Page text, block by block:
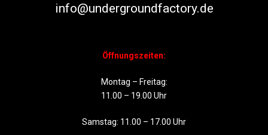
info@undergroundfactory.de
Öffnungszeiten:
Montag – Freitag:
11.00 – 19.00 Uhr
Samstag: 11.00 – 17.00 Uhr